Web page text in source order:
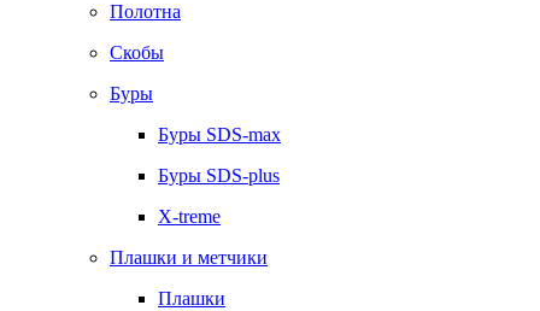
Полотна
Скобы
Буры
Буры SDS-max
Буры SDS-plus
X-treme
Плашки и метчики
Плашки